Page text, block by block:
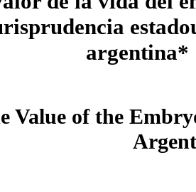
argentina*
Value of the